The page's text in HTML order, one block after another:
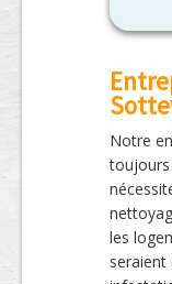
Notre
toujours
les
seraient